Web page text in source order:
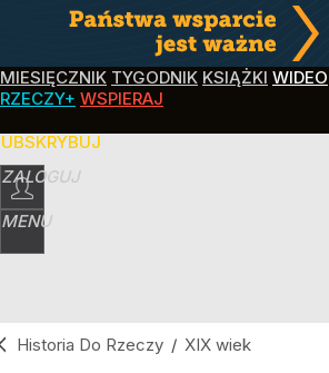
MIESIĘCZNIK TYGODNIK KSIĄŻKI WIDEO
RZECZY+ WSPIERAJ
ZALOGUJ
MENU
Historia Do Rzeczy / XIX wiek